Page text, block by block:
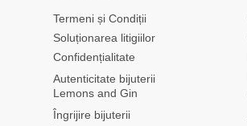
Termeni și Condiții
Soluționarea litigiilor
Confidențialitate
Autenticitate bijuterii
Lemons and Gin
Îngrijire bijuterii